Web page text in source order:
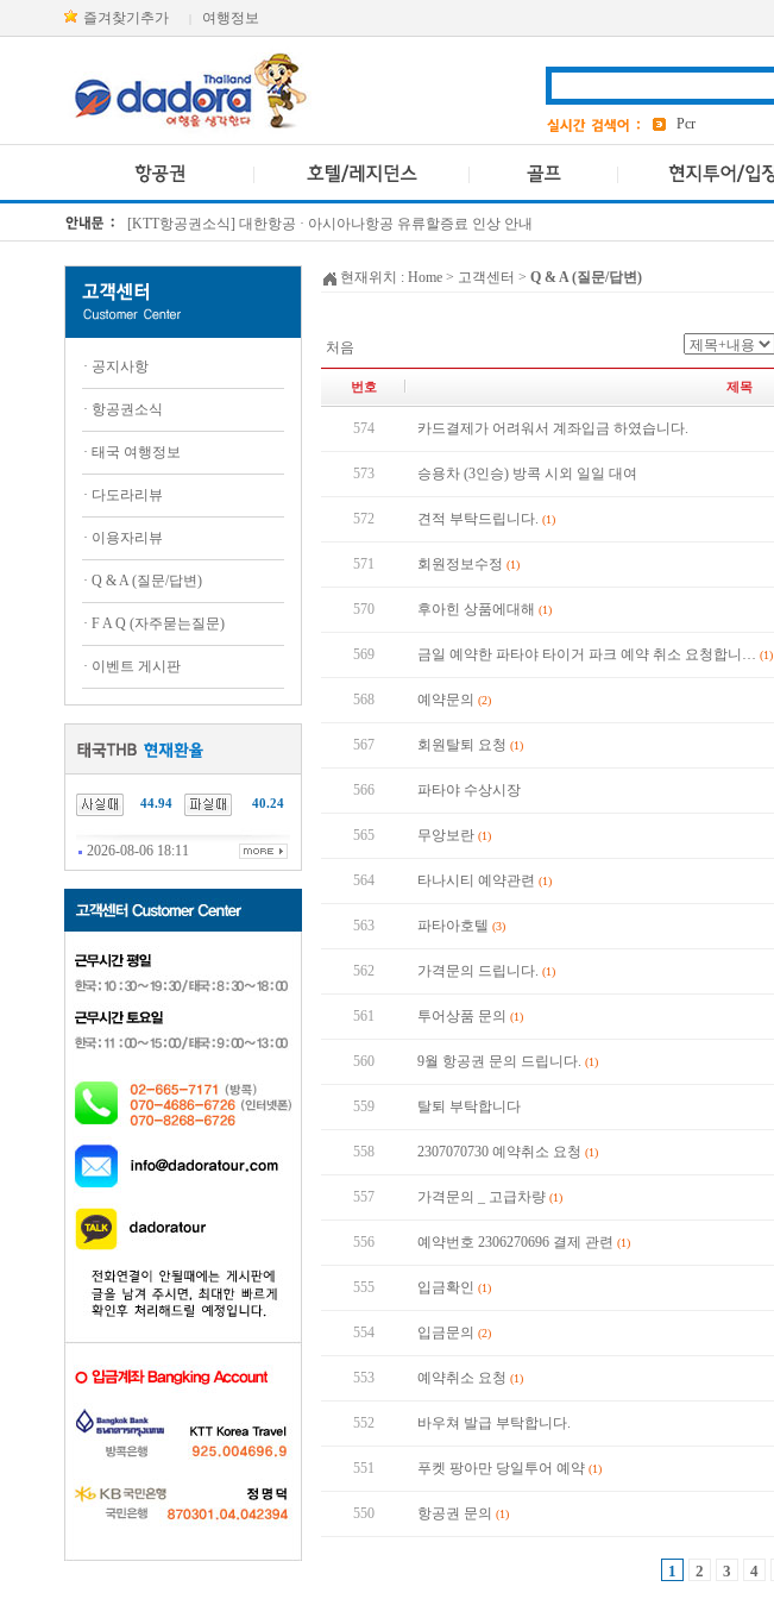
즐겨찾기추가 여행정보
grand
Pcr
AVANI
앳 마인드
AETAS
[KTT항공권소식] 대한항공 · 아시아나항공 유류할증료 인상 안내
· 공지사항
· 항공권소식
· 태국 여행정보
· 다도라리뷰
· 이용자리뷰
· Q & A (질문/답변)
· F A Q (자주묻는질문)
· 이벤트 게시판
44.94 40.24
2026-08-06 18:11
현재위치 : Home > 고객센터 > Q & A (질문/답변)
처음
번호 제목
574 카드결제가 어려워서 계좌입금 하였습니다.
573 승용차 (3인승) 방콕 시외 일일 대여
572 견적 부탁드립니다. (1)
571 회원정보수정 (1)
570 후아힌 상품에대해 (1)
569 금일 예약한 파타야 타이거 파크 예약 취소 요청합니… (1)
568 예약문의 (2)
567 회원탈퇴 요청 (1)
566 파타야 수상시장
565 무앙보란 (1)
564 타나시티 예약관련 (1)
563 파타아호텔 (3)
562 가격문의 드립니다. (1)
561 투어상품 문의 (1)
560 9월 항공권 문의 드립니다. (1)
559 탈퇴 부탁합니다
558 2307070730 예약취소 요청 (1)
557 가격문의 _ 고급차량 (1)
556 예약번호 2306270696 결제 관련 (1)
555 입금확인 (1)
554 입금문의 (2)
553 예약취소 요청 (1)
552 바우쳐 발급 부탁합니다.
551 푸켓 팡아만 당일투어 예약 (1)
550 항공권 문의 (1)
1 2 3 4